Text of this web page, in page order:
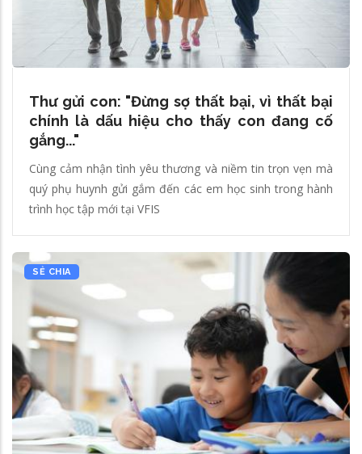
Thư gửi con: "Đừng sợ thất bại, vì thất bại
chính là dấu hiệu cho thấy con đang cố
gắng..."
Cùng cảm nhận tình yêu thương và niềm tin trọn vẹn mà
quý phụ huynh gửi gắm đến các em học sinh trong hành
trình học tập mới tại VFIS
SẺ CHIA